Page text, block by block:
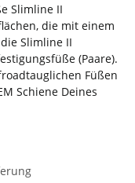
Slimline II
die mit einem
Slimline II
(Paare).
Füßen
Schiene Deines